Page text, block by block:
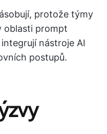
protože týmy
oblasti prompt
nástroje AI
postupů.